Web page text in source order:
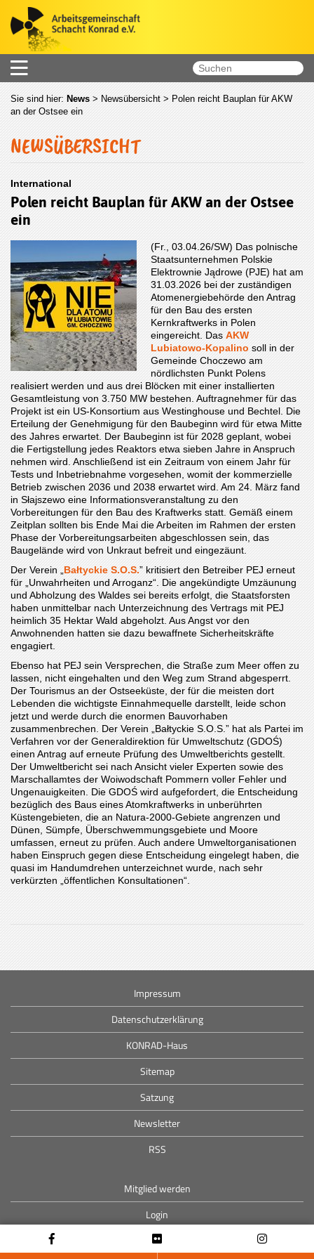
Sie sind hier: News > Newsübersicht > Polen reicht Bauplan für AKW
an der Ostsee ein
NEWSÜBERSICHT
International
Polen reicht Bauplan für AKW an der Ostsee
ein
(Fr., 03.04.26/SW) Das polnische
Staatsunternehmen Polskie
Elektrownie Jądrowe (PJE) hat am
31.03.2026 bei der zuständigen
Atomenergiebehörde den Antrag
für den Bau des ersten
Kernkraftwerks in Polen
eingereicht. Das AKW
Lubiatowo-Kopalino soll in der
Gemeinde Choczewo am
nördlichsten Punkt Polens
realisiert werden und aus drei Blöcken mit einer installierten
Gesamtleistung von 3.750 MW bestehen. Auftragnehmer für das
Projekt ist ein US-Konsortium aus Westinghouse und Bechtel. Die
Erteilung der Genehmigung für den Baubeginn wird für etwa Mitte
des Jahres erwartet. Der Baubeginn ist für 2028 geplant, wobei
die Fertigstellung jedes Reaktors etwa sieben Jahre in Anspruch
nehmen wird. Anschließend ist ein Zeitraum von einem Jahr für
Tests und Inbetriebnahme vorgesehen, womit der kommerzielle
Betrieb zwischen 2036 und 2038 erwartet wird. Am 24. März fand
in Słajszewo eine Informationsveranstaltung zu den
Vorbereitungen für den Bau des Kraftwerks statt. Gemäß einem
Zeitplan sollten bis Ende Mai die Arbeiten im Rahmen der ersten
Phase der Vorbereitungsarbeiten abgeschlossen sein, das
Baugelände wird von Unkraut befreit und eingezäunt.
Der Verein „Bałtyckie S.O.S.” kritisiert den Betreiber PEJ erneut
für „Unwahrheiten und Arroganz“. Die angekündigte Umzäunung
und Abholzung des Waldes sei bereits erfolgt, die Staatsforsten
haben unmittelbar nach Unterzeichnung des Vertrags mit PEJ
heimlich 35 Hektar Wald abgeholzt. Aus Angst vor den
Anwohnenden hatten sie dazu bewaffnete Sicherheitskräfte
engagiert.
Ebenso hat PEJ sein Versprechen, die Straße zum Meer offen zu
lassen, nicht eingehalten und den Weg zum Strand abgesperrt.
Der Tourismus an der Ostseeküste, der für die meisten dort
Lebenden die wichtigste Einnahmequelle darstellt, leide schon
jetzt und werde durch die enormen Bauvorhaben
zusammenbrechen. Der Verein „Bałtyckie S.O.S.” hat als Partei im
Verfahren vor der Generaldirektion für Umweltschutz (GDOŚ)
einen Antrag auf erneute Prüfung des Umweltberichts gestellt.
Der Umweltbericht sei nach Ansicht vieler Experten sowie des
Marschallamtes der Woiwodschaft Pommern voller Fehler und
Ungenauigkeiten. Die GDOŚ wird aufgefordert, die Entscheidung
bezüglich des Baus eines Atomkraftwerks in unberührten
Küstengebieten, die an Natura-2000-Gebiete angrenzen und
Dünen, Sümpfe, Überschwemmungsgebiete und Moore
umfassen, erneut zu prüfen. Auch andere Umweltorganisationen
haben Einspruch gegen diese Entscheidung eingelegt haben, die
quasi im Handumdrehen unterzeichnet wurde, nach sehr
verkürzten „öffentlichen Konsultationen“.
Impressum
Datenschutzerklärung
KONRAD-Haus
Sitemap
Satzung
Newsletter
RSS
Mitglied werden
Login